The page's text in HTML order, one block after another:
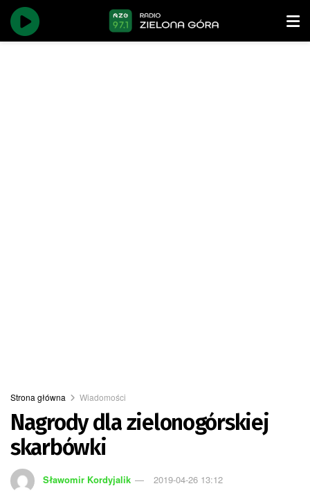
Strona główna Wiadomości
Nagrody dla zielonogórskiej
skarbówki
Sławomir Kordyjalik 2019-04-26 13:12